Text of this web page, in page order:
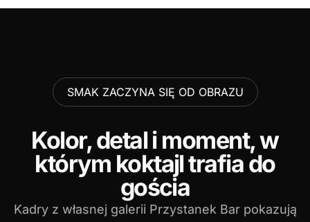
SMAK ZACZYNA SIĘ OD OBRAZU
Kolor, detal i moment, w
którym koktajl trafia do
gościa
Kadry z własnej galerii Przystanek Bar pokazują